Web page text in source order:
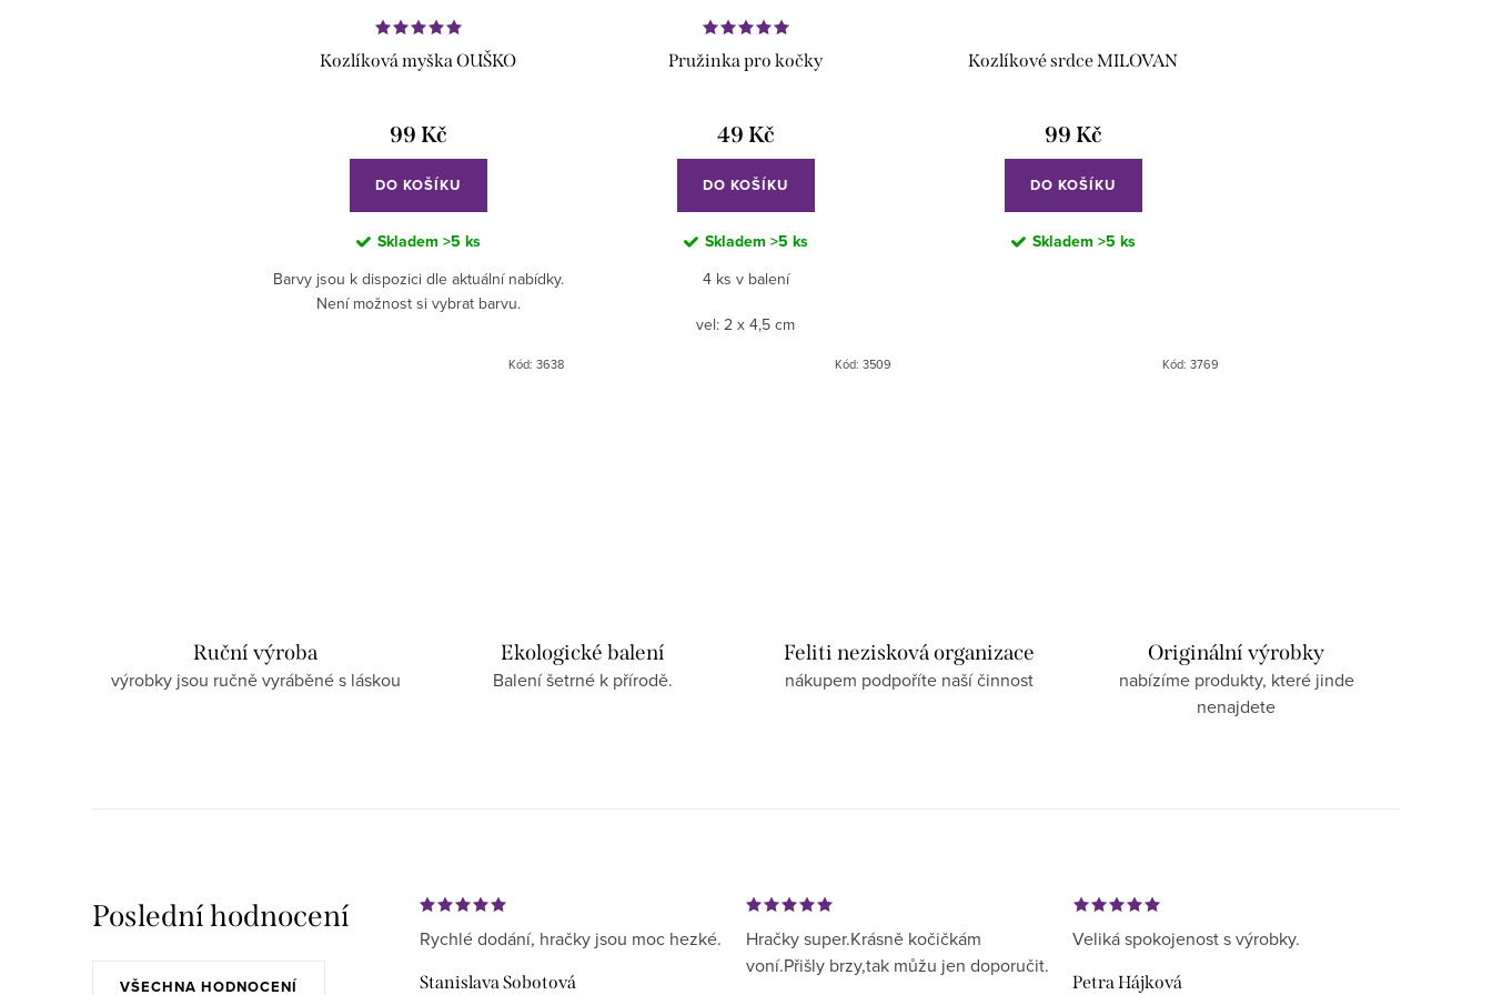
Kozlíková myška OUŠKO
99 Kč
DO KOŠÍKU
Skladem >5 ks
Barvy jsou k dispozici dle aktuální nabídky.
Není možnost si vybrat barvu.
Kód: 3638
Pružinka pro kočky
49 Kč
DO KOŠÍKU
Skladem >5 ks
4 ks v balení
vel: 2 x 4,5 cm
Kód: 3509
Kozlíkové srdce MILOVAN
99 Kč
DO KOŠÍKU
Skladem >5 ks
Kód: 3769
Ruční výroba
výrobky jsou ručně vyráběné s láskou
Ekologické balení
Balení šetrné k přírodě.
Feliti nezisková organizace
nákupem podpoříte naší činnost
Originální výrobky
nabízíme produkty, které jinde
nenajdete
Poslední hodnocení
VŠECHNA HODNOCENÍ
Rychlé dodání, hračky jsou moc hezké.
Stanislava Sobotová
Hračky super.Krásně kočičkám
voní.Přišly brzy,tak můžu jen doporučit.
Veliká spokojenost s výrobky.
Petra Hájková